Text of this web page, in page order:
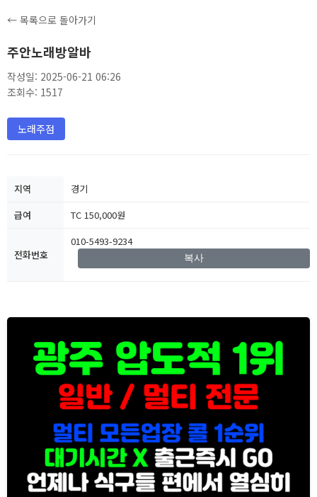
← 목록으로 돌아가기
주안노래방알바
작성일: 2025-06-21 06:26
조회수: 1517
노래주점
지역
경기
급여
TC 150,000원
전화번호
010-5493-9234
복사